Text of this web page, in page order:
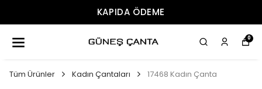
ÜCRETSIZ KARGO
0
Tüm Ürünler Kadın Çantaları 17468 Kadın Çanta